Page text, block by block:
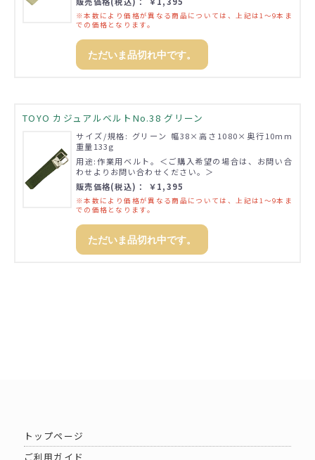
※本数により価格が異なる商品については、上記は1～9本ま
での価格となります。
ただいま品切れ中です。
TOYO カジュアルベルトNo.38 グリーン
サイズ/規格: グリーン 幅38×高さ1080×奥行10mm
重量133g
用途:作業用ベルト。＜ご購入希望の場合は、お問い合
わせよりお問い合わせください。＞
販売価格(税込)： ￥1,395
※本数により価格が異なる商品については、上記は1～9本ま
での価格となります。
ただいま品切れ中です。
トップページ
ご利用ガイド